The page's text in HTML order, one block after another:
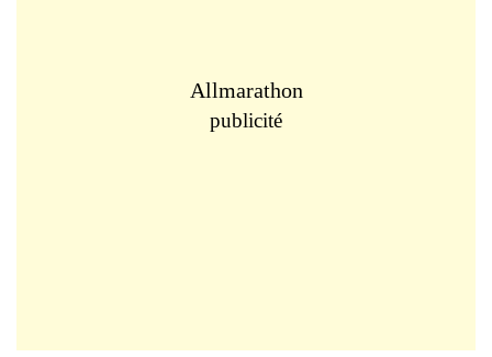
Allmarathon
publicité